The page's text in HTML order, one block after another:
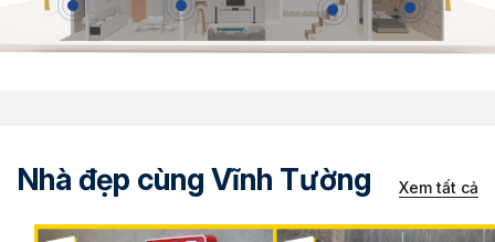
Nhà đẹp cùng Vĩnh Tường Xem tất cả